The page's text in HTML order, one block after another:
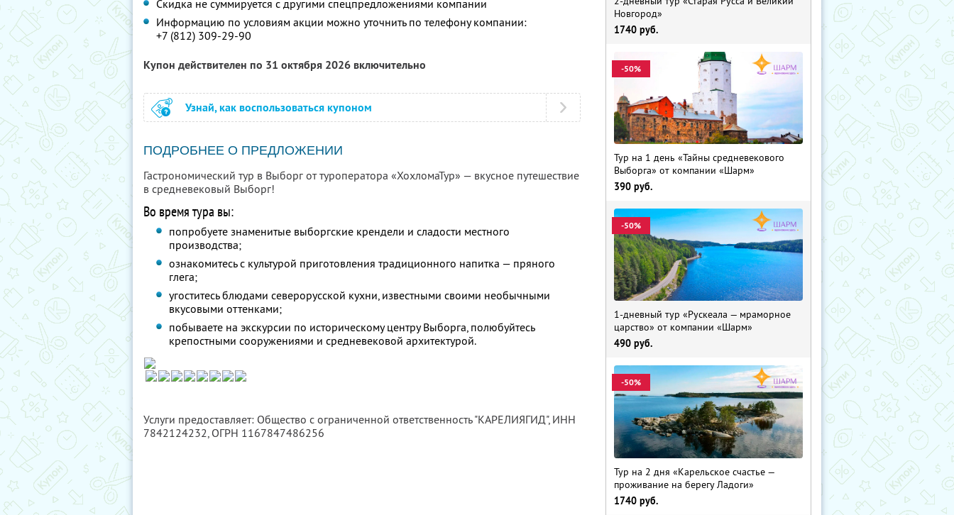
Скидка не суммируется с другими спецпредложениями компании
Информацию по условиям акции можно уточнить по телефону компании:
+7 (812) 309-29-90
Купон действителен по 31 октября 2026 включительно
Узнай, как воспользоваться купоном
ПОДРОБНЕЕ О ПРЕДЛОЖЕНИИ
Гастрономический тур в Выборг от туроператора «ХохломаТур» — вкусное путешествие
в средневековый Выборг!
Во время тура вы:
попробуете знаменитые выборгские крендели и сладости местного
производства;
ознакомитесь с культурой приготовления традиционного напитка — пряного
глега;
угоститесь блюдами северорусской кухни, известными своими необычными
вкусовыми оттенками;
побываете на экскурсии по историческому центру Выборга, полюбуйтесь
крепостными сооружениями и средневековой архитектурой.
Услуги предоставляет: Общество с ограниченной ответственность "КАРЕЛИЯГИД", ИНН
7842124232, ОГРН 1167847486256
Новгород»
1740 руб.
-50%
Тур на 1 день «Тайны средневекового
Выборга» от компании «Шарм»
390 руб.
-50%
1-дневный тур «Рускеала — мраморное
царство» от компании «Шарм»
490 руб.
-50%
Тур на 2 дня «Карельское счастье —
проживание на берегу Ладоги»
1740 руб.